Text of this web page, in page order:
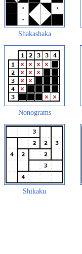
Shakashaka
Nonograms
Shikaku